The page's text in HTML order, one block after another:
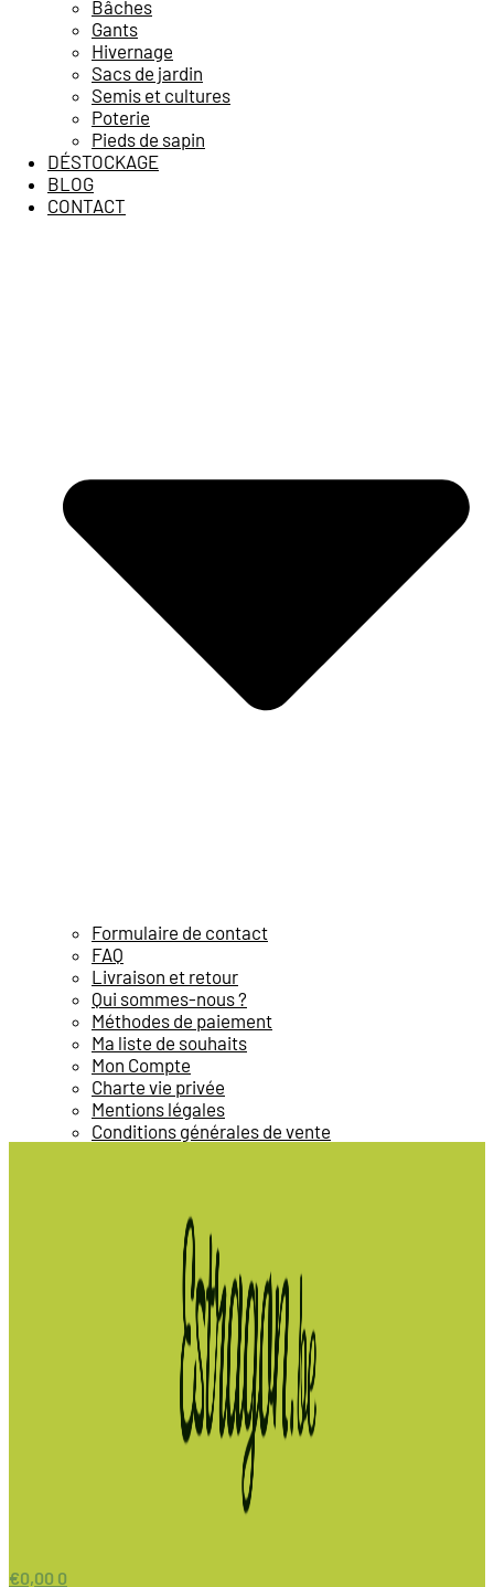
Bâches
Gants
Hivernage
Sacs de jardin
Semis et cultures
Poterie
Pieds de sapin
DÉSTOCKAGE
BLOG
CONTACT
Formulaire de contact
FAQ
Livraison et retour
Qui sommes-nous ?
Méthodes de paiement
Ma liste de souhaits
Mon Compte
Charte vie privée
Mentions légales
Conditions générales de vente
€0,00 0